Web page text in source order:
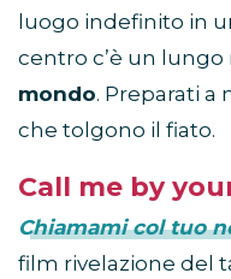
luogo indefinito in
centro c’è un lungo
mondo. Preparati a
che tolgono il fiato.
Call me by
Chiamami col tuo
film rivelazione del